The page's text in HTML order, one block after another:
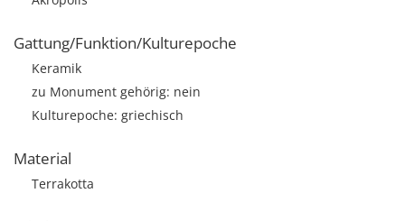
Gattung/Funktion/Kulturepoche
Keramik
zu Monument gehörig: nein
Kulturepoche: griechisch
Material
Terrakotta